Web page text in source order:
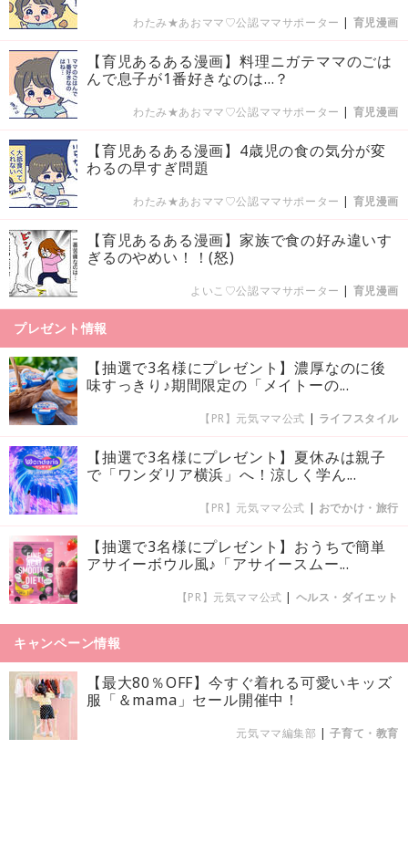
わたみ★あおママ♡公認ママサポーター | 育児漫画
【育児あるある漫画】料理ニガテママのごは
んで息子が1番好きなのは…？
わたみ★あおママ♡公認ママサポーター | 育児漫画
【育児あるある漫画】4歳児の食の気分が変
わるの早すぎ問題
わたみ★あおママ♡公認ママサポーター | 育児漫画
【育児あるある漫画】家族で食の好み違いす
ぎるのやめい！！(怒)
よいこ♡公認ママサポーター | 育児漫画
プレゼント情報
【抽選で3名様にプレゼント】濃厚なのに後
味すっきり♪期間限定の「メイトーの...
【PR】元気ママ公式 | ライフスタイル
【抽選で3名様にプレゼント】夏休みは親子
で「ワンダリア横浜」へ！涼しく学ん...
【PR】元気ママ公式 | おでかけ・旅行
【抽選で3名様にプレゼント】おうちで簡単
アサイーボウル風♪「アサイースムー...
【PR】元気ママ公式 | ヘルス・ダイエット
キャンペーン情報
【最大80％OFF】今すぐ着れる可愛いキッズ
服「＆mama」セール開催中！
元気ママ編集部 |子育て・教育